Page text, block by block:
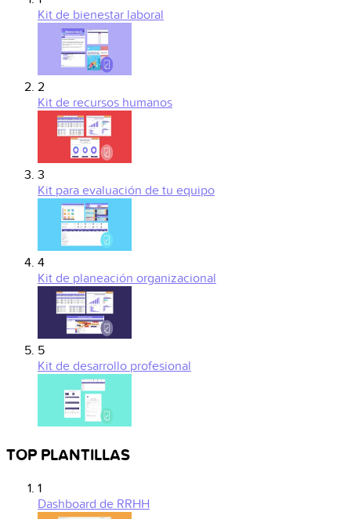
Kit de bienestar laboral
2
Kit de recursos humanos
3
Kit para evaluación de tu equipo
4
Kit de planeación organizacional
5
Kit de desarrollo profesional
TOP PLANTILLAS
1
Dashboard de RRHH